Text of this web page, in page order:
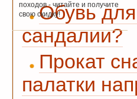
Обувь
сандалии?
Прокат
палатки
походов - читайте и получите
свою скидку!